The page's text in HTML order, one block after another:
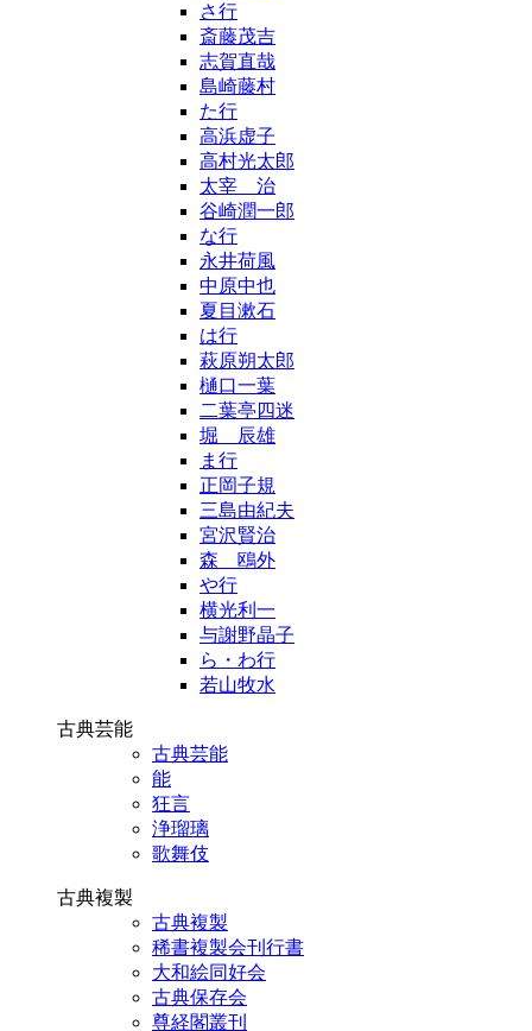
さ行
斎藤茂吉
志賀直哉
島崎藤村
た行
高浜虚子
高村光太郎
太宰 治
谷崎潤一郎
な行
永井荷風
中原中也
夏目漱石
は行
萩原朔太郎
樋口一葉
二葉亭四迷
堀 辰雄
ま行
正岡子規
三島由紀夫
宮沢賢治
森 鴎外
や行
横光利一
与謝野晶子
ら・わ行
若山牧水
古典芸能
古典芸能
能
狂言
浄瑠璃
歌舞伎
古典複製
古典複製
稀書複製会刊行書
大和絵同好会
古典保存会
尊経閣叢刊